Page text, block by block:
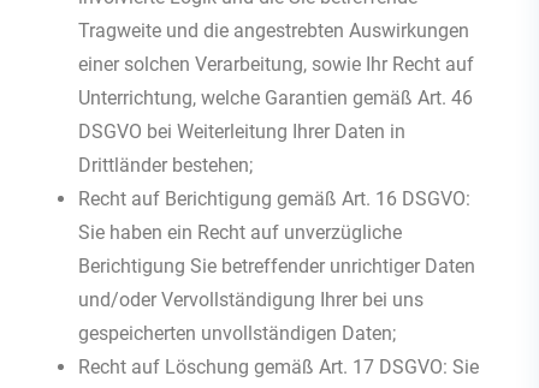
Tragweite und die angestrebten Auswirkungen
einer solchen Verarbeitung, sowie Ihr Recht auf
Unterrichtung, welche Garantien gemäß Art. 46
DSGVO bei Weiterleitung Ihrer Daten in
Drittländer bestehen;
Recht auf Berichtigung gemäß Art. 16 DSGVO:
Sie haben ein Recht auf unverzügliche
Berichtigung Sie betreffender unrichtiger Daten
und/oder Vervollständigung Ihrer bei uns
gespeicherten unvollständigen Daten;
Recht auf Löschung gemäß Art. 17 DSGVO: Sie